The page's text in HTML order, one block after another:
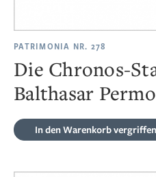
PATRIMONIA NR. 278
Die Chronos-
Balthasar
In den Warenkorbvergriffen